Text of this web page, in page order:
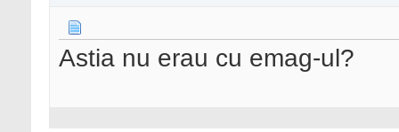
Astia nu erau cu emag-ul?